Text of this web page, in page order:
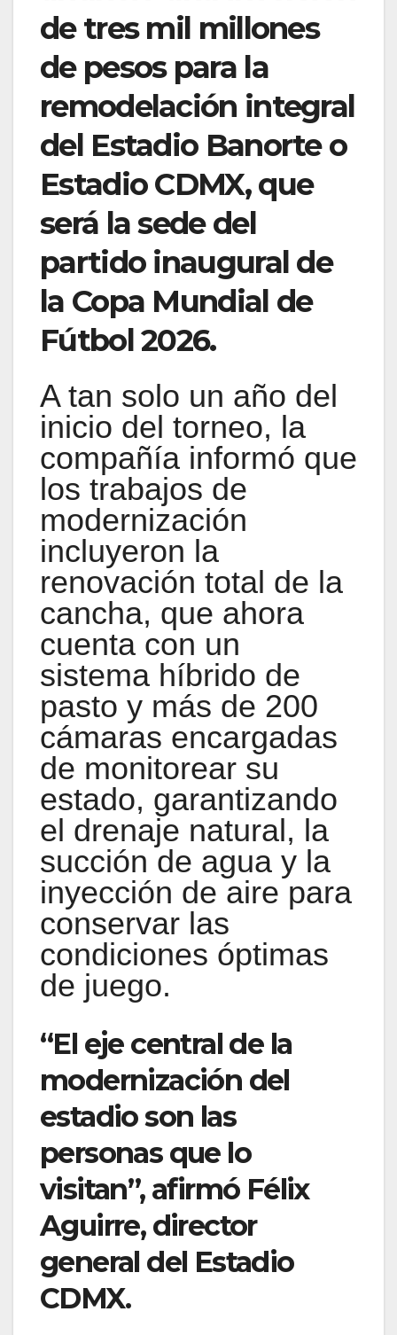
de tres mil millones
de pesos para la
remodelación integral
del Estadio Banorte o
Estadio CDMX, que
será la sede del
partido inaugural de
la Copa Mundial de
Fútbol 2026.
A tan solo un año del
inicio del torneo, la
compañía informó que
los trabajos de
modernización
incluyeron la
renovación total de la
cancha, que ahora
cuenta con un
sistema híbrido de
pasto y más de 200
cámaras encargadas
de monitorear su
estado, garantizando
el drenaje natural, la
succión de agua y la
inyección de aire para
conservar las
condiciones óptimas
de juego.
“El eje central de la
modernización del
estadio son las
personas que lo
visitan”, afirmó Félix
Aguirre, director
general del Estadio
CDMX.